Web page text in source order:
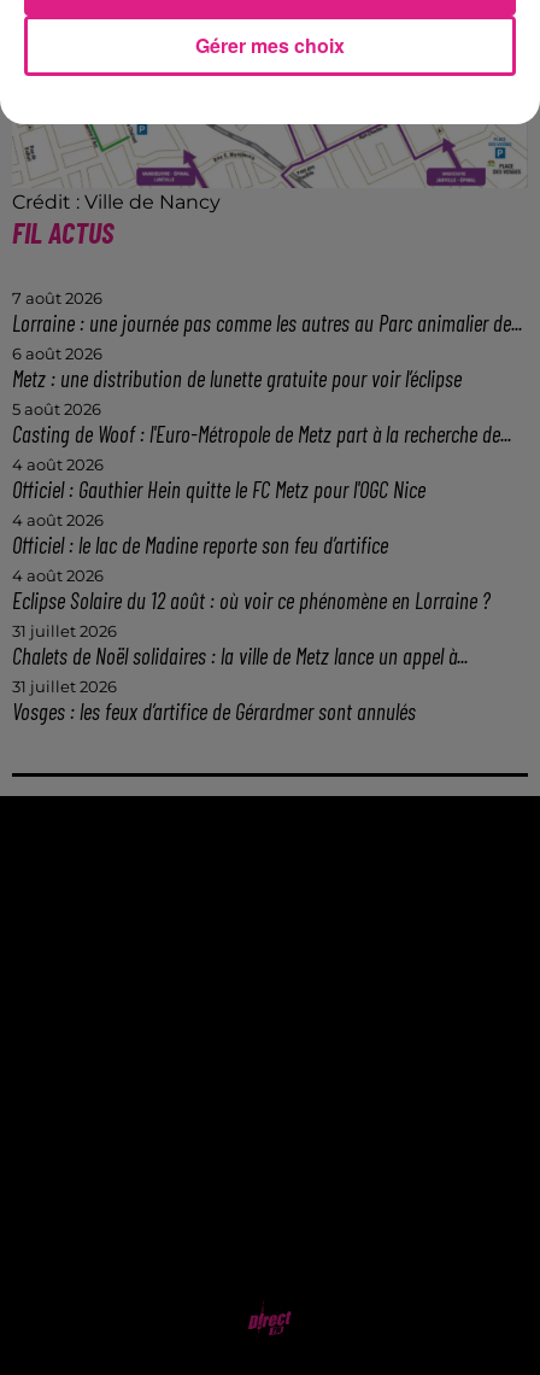
Crédit : Ville de Nancy
FIL ACTUS
7 août 2026
Lorraine : une journée pas comme les autres au Parc animalier de...
6 août 2026
Metz : une distribution de lunette gratuite pour voir l’éclipse
5 août 2026
Casting de Woof : l'Euro-Métropole de Metz part à la recherche de...
4 août 2026
Officiel : Gauthier Hein quitte le FC Metz pour l'OGC Nice
4 août 2026
Officiel : le lac de Madine reporte son feu d’artifice
4 août 2026
Eclipse Solaire du 12 août : où voir ce phénomène en Lorraine ?
31 juillet 2026
Chalets de Noël solidaires : la ville de Metz lance un appel à...
31 juillet 2026
Vosges : les feux d’artifice de Gérardmer sont annulés
Gérer mes choix